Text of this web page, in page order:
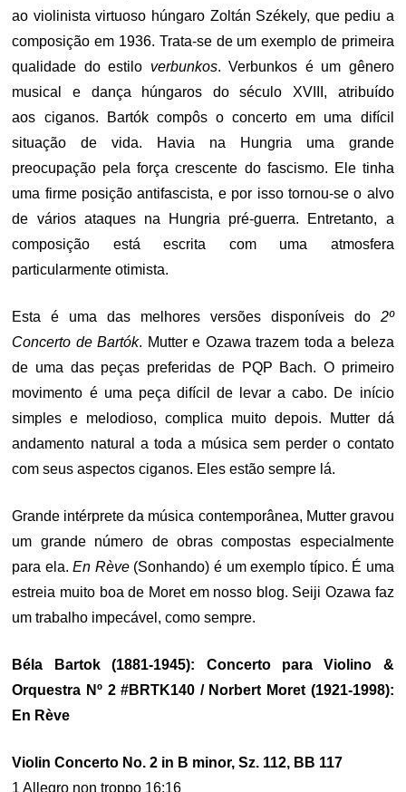
ao violinista virtuoso húngaro Zoltán Székely, que pediu a
composição em 1936. Trata-se de um exemplo de primeira
qualidade do estilo verbunkos. Verbunkos é um gênero
musical e dança húngaros do século XVIII, atribuído
aos ciganos. Bartók compôs o concerto em uma difícil
situação de vida. Havia na Hungria uma grande
preocupação pela força crescente do fascismo. Ele tinha
uma firme posição antifascista, e por isso tornou-se o alvo
de vários ataques na Hungria pré-guerra. Entretanto, a
composição está escrita com uma atmosfera
particularmente otimista.
Esta é uma das melhores versões disponíveis do 2º
Concerto de Bartók. Mutter e Ozawa trazem toda a beleza
de uma das peças preferidas de PQP Bach. O primeiro
movimento é uma peça difícil de levar a cabo. De início
simples e melodioso, complica muito depois. Mutter dá
andamento natural a toda a música sem perder o contato
com seus aspectos ciganos. Eles estão sempre lá.
Grande intérprete da música contemporânea, Mutter gravou
um grande número de obras compostas especialmente
para ela.En Rève(Sonhando) é um exemplo típico. É uma
estreia muito boa de Moret em nosso blog. Seiji Ozawa faz
um trabalho impecável, como sempre.
Béla Bartok (1881-1945): Concerto para Violino &
Orquestra Nº 2 #BRTK140 / Norbert Moret (1921-1998):
En Rève
Violin Concerto No. 2 in B minor, Sz. 112, BB 117
1 Allegro non troppo 16:16